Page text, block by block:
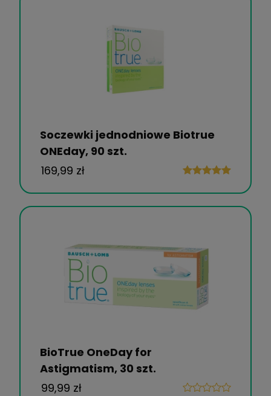
Soczewki jednodniowe Biotrue
ONEday, 90 szt.
169,99 zł
BioTrue OneDay for
Astigmatism, 30 szt.
99,99 zł